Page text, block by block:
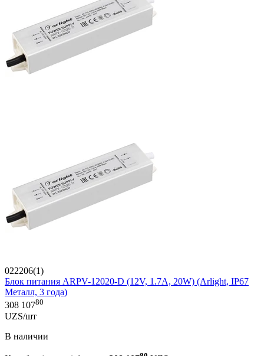
022206(1)
Блок питания ARPV-12020-D (12V, 1.7A, 20W) (Arlight, IP67
Металл, 3 года)
308 10780
UZS/шт
В наличии